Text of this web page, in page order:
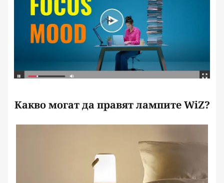
Какво могат да правят лампите WiZ?